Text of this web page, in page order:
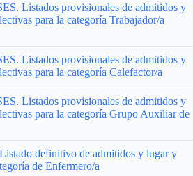
Listados provisionales de admitidos y
para la categoría Trabajador/a
Listados provisionales de admitidos y
para la categoría Calefactor/a
Listados provisionales de admitidos y
para la categoría Grupo Auxiliar de
definitivo de admitidos y lugar y
de Enfermero/a